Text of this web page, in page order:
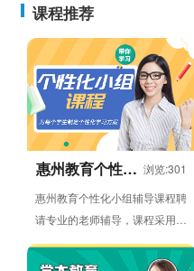
课程推荐
惠州教育个性化 浏览:301
惠州教育个性化小组辅导课程聘
请专业的老师辅导，课程采用小
组授课方式，授课内容包括语
文，数学，英语，物理，化